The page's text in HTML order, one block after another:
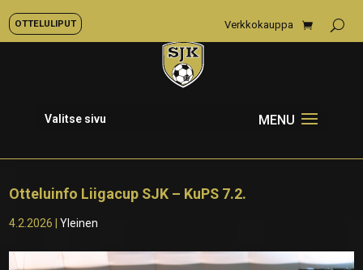
OTTELULIPUT Verkkokauppa
Valitse sivu
Otteluinfo Liigacup SJK – KuPS 7.2.
4.2.2026 |Yleinen